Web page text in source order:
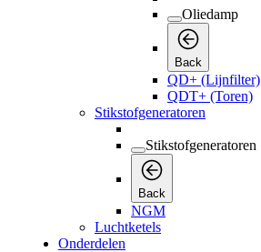
Oliedamp
Back
QD+ (Lijnfilter)
QDT+ (Toren)
Stikstofgeneratoren
Stikstofgeneratoren
Back
NGM
Luchtketels
Onderdelen